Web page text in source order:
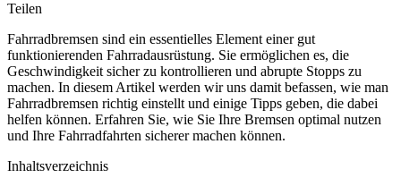
Teilen
Fahrradbremsen sind ein essentielles Element einer gut
funktionierenden Fahrradausrüstung. Sie ermöglichen es, die
Geschwindigkeit sicher zu kontrollieren und abrupte Stopps zu
machen. In diesem Artikel werden wir uns damit befassen, wie man
Fahrradbremsen richtig einstellt und einige Tipps geben, die dabei
helfen können. Erfahren Sie, wie Sie Ihre Bremsen optimal nutzen
und Ihre Fahrradfahrten sicherer machen können.
Inhaltsverzeichnis